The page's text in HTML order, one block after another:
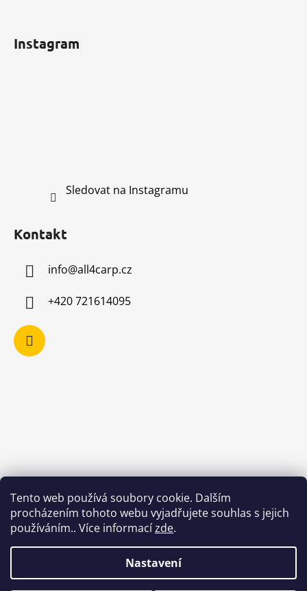
Tento web používá soubory cookie. Dalším
procházením tohoto webu vyjadřujete souhlas s jejich
používáním.. Více informacízde.
Nastavení
Instagram
Sledovat na Instagramu
Kontakt
info@all4carp.cz
+420 721614095